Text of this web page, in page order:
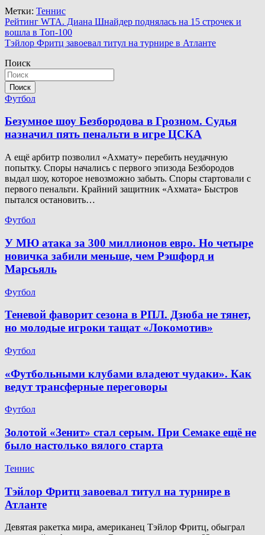
Метки: Теннис
Навигация
по
Рейтинг WTA. Диана Шнайдер поднялась на 15 строчек и
вошла в Топ-100
Тэйлор Фритц завоевал титул на турнире в Атланте
Поиск
Поиск
Футбол
Безумное шоу Безбородова в Грозном. Судья
назначил пять пенальти в игре ЦСКА
А ещё арбитр позволил «Ахмату» перебить неудачную
попытку. Споры начались с первого эпизода Безбородов
выдал шоу, которое невозможно забыть. Споры стартовали с
первого пенальти. Крайний защитник «Ахмата» Быстров
пытался остановить…
Футбол
У МЮ атака за 300 миллионов евро. Но четыре
новичка забили меньше, чем Рэшфорд и
Марсьяль
Футбол
Теневой фаворит сезона в РПЛ. Дзюба не тянет,
но молодые игроки тащат «Локомотив»
Футбол
«Футбольными клубами владеют чудаки». Как
ведут трансферные переговоры
Футбол
Золотой «Зенит» стал серым. При Семаке ещё не
было настолько вялого старта
Теннис
Тэйлор Фритц завоевал титул на турнире в
Атланте
Девятая ракетка мира, американец Тэйлор Фритц, обыграл